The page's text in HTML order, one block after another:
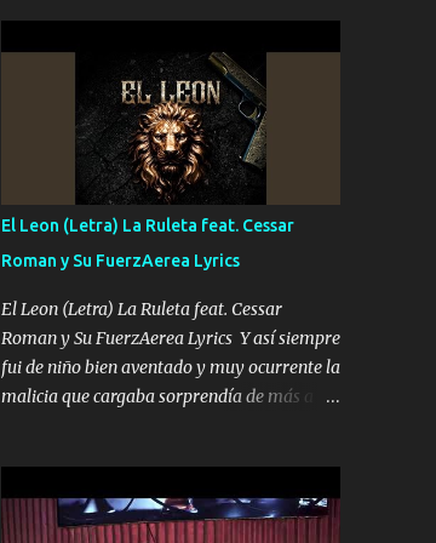
conciertos más que llenar Se mueven solo
por el interés P...
inteligente junto con su hermano el TRES
blindado el Estado tiene andan ESPERANDO
al UNO QUE PRONTO ESTARÁ PRESENTE
Que no falten las bucanas ni tampoco las
mujeres porque es platica de grandes por eso
hay que estar alegres doy las instrucciones
para atender los deberes Música Si es que
salta algún problema de confianza tengo
gente ahí está el Hombre Cuarenta y
también Pariente 7 arreglan cualquier
problema no más es cuestión que ordené
NOS HACE FALTA UN HERMANO DE CLAVE
SIEMPRE VIO POR LA FAMILIA PARA QUE
SIGA EL LEGADO Es el DOS de los
HERMANOS un cerebro inteligente y com...
El Leon (Letra) La Ruleta feat. Cessar
Roman y Su FuerzAerea Lyrics
El Leon (Letra) La Ruleta feat. Cessar
Roman y Su FuerzAerea Lyrics Y así siempre
fui de niño bien aventado y muy ocurrente la
malicia que cargaba sorprendía de más a la
Tranquilo me la navego ando en lo mío sin